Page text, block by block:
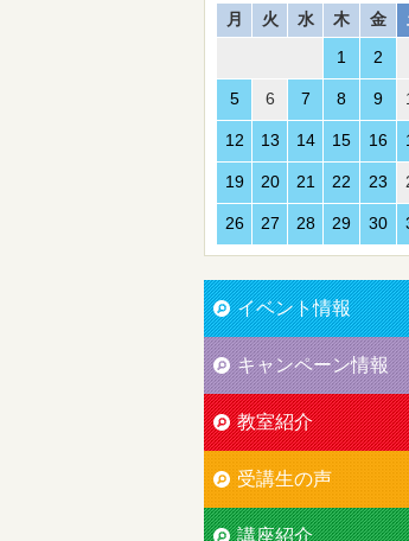
月
火 水 木 金
1 2
5 6 7 8 9
12 13 14 15 16
19 20 21 22 23
26 27 28 29 30
イベント情報
キャンペーン情報
教室紹介
受講生の声
講座紹介